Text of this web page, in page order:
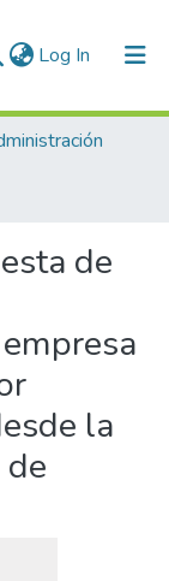
Log In (current)
de
la